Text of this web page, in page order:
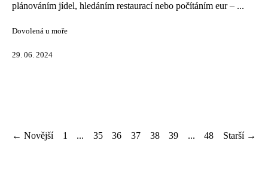
plánováním jídel, hledáním restaurací nebo počítáním eur – ...
Dovolená u moře
29. 06. 2024
← Novější 1 ... 35 36 37 38 39 ... 48 Starší →